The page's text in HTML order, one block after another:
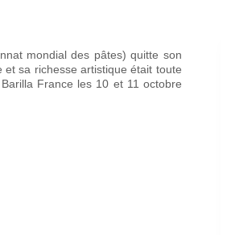
mondial des pâtes) quitte son
et sa richesse artistique était toute
France les 10 et 11 octobre